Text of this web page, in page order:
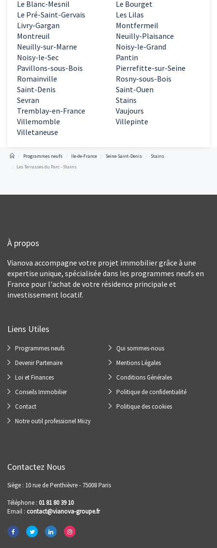
Le Blanc-Mesnil
Le Bourget
Le Pré-Saint-Gervais
Les Lilas
Livry-Gargan
Montfermeil
Montreuil
Neuilly-Plaisance
Neuilly-sur-Marne
Noisy-le-Grand
Noisy-le-Sec
Pantin
Pavillons-sous-Bois
Pierrefitte-sur-Seine
Romainville
Rosny-sous-Bois
Saint-Denis
Saint-Ouen
Sevran
Stains
Tremblay-en-France
Vaujours
Villemomble
Villepinte
Villetaneuse
Programmes neufs Ile-de-France Seine-Saint-Denis
Stains
Les Terrasses du Parc - Stains
À propos
Vianova accompagne votre projet immobilier grâce à une
expertise unique, spécialisée dans les programmes neufs en
France pour l'achat de votre résidence principale et
investissement locatif.
Liens Utiles
Programmes neufs
Devenir Partenaire
Loi et Finances
Conseils Immobilier
Contact
Notre outil professionel Miizy
Qui sommes-nous
Mentions Légales
Conditions Générales
Politique de confidentialité
Politique des cookies
Contactez Nous
Siège : 10 rue de Penthièvre - 75008 Paris
Téléphone : 01 81 80 39 10
Email : contact@vianova-groupe.fr